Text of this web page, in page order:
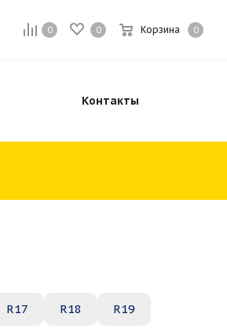
0 0 Корзина 0
Контакты
R17 R18 R19